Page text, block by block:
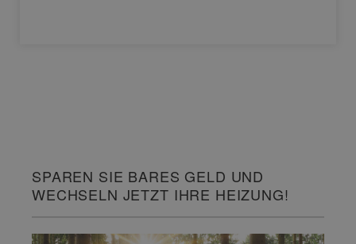
SPAREN SIE BARES GELD UND
WECHSELN JETZT IHRE HEIZUNG!